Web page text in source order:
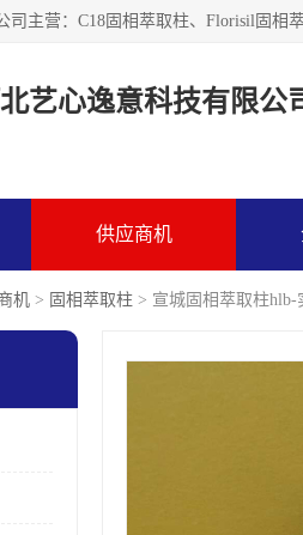
艺心逸意科技有限公
供应商机
机 > 固相萃取柱 > 宣城固相萃取柱hlb-